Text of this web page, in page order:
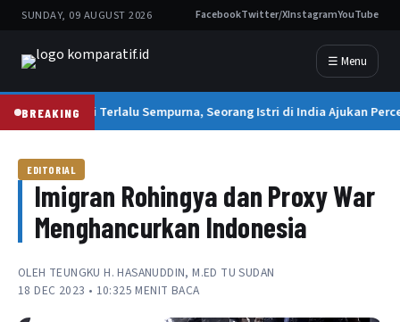
SUNDAY, 09 AUGUST 2026 FacebookTwitter/XInstagramYouTube
☰ Menu
BREAKINGSuami Terlalu Sempurna, Seorang Istri di India Ajukan
EDITORIAL
Imigran Rohingya dan Proxy War
Menghancurkan Indonesia
OLEH TEUNGKU H. HASANUDDIN, M.ED TU SUDAN
18 DEC 2023 • 10:325 MENIT BACA